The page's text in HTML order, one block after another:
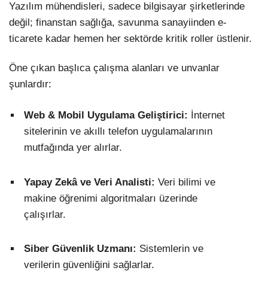
Yazılım mühendisleri, sadece bilgisayar şirketlerinde
değil; finanstan sağlığa, savunma sanayiinden e-
ticarete kadar hemen her sektörde kritik roller üstlenir.
Öne çıkan başlıca çalışma alanları ve unvanlar
şunlardır:
Web & Mobil Uygulama Geliştirici:
İnternet
sitelerinin ve akıllı telefon uygulamalarının
mutfağında yer alırlar.
Yapay Zekâ ve Veri Analisti: Veri bilimi ve
makine öğrenimi algoritmaları üzerinde
çalışırlar.
Siber Güvenlik Uzmanı: Sistemlerin ve
verilerin güvenliğini sağlarlar.